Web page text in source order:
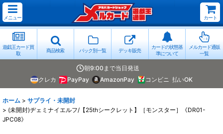
メニュー カート
遊戯王カード買
取
商品検索 パック別一覧 デッキ販売
カードの状態基
準について
メルカード通販
一覧
朝9:00まで当日発送
クレカ
PayPay AmazonPay コンビニ 払いOK
ホーム > サプライ・未開封
> (未開封)ヂェミナイエルフ/【25thシークレット】［モンスター］《DR01-
JPC08》